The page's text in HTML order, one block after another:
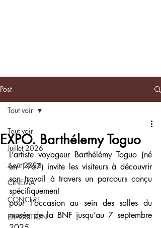
Post
Tout voir
Juillet 2026
Août 2026
CINEMA
CONCERT
EXPOSITION
Tout voir
EXPO. Barthélemy Toguo
L’artiste voyageur Barthélémy Toguo (né
en 1967) invite les visiteurs à découvrir
son travail à travers un parcours conçu
spécifiquement
pour l’occasion au sein des salles du
musée de la BNF jusqu’au 7 septembre